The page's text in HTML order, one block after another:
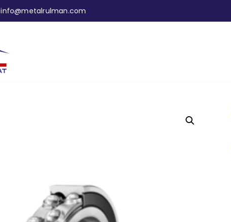
info@metalrulman.com